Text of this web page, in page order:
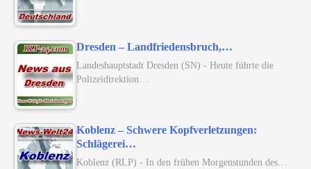
Dresden – Landfriedensbruch,…
Landeshauptstadt Dresden (SN) - Heute führte die
Polizeidirektion…
Koblenz – Schwere Kopfverletzungen:
Schlägerei…
Koblenz (RLP) - In den frühen Morgenstunden des…